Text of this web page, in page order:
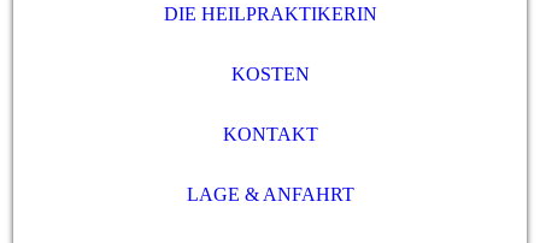
DIE HEILPRAKTIKERIN
KOSTEN
KONTAKT
LAGE & ANFAHRT